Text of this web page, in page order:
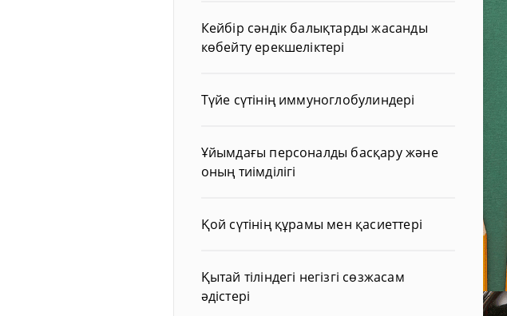
Кейбір сәндік балықтарды жасанды
көбейту ерекшеліктері
Түйе сүтінің иммуноглобулиндері
Ұйымдағы персоналды басқару және
оның тиімділігі
Қой сүтінің құрамы мен қасиеттері
Қытай тіліндегі негізгі сөзжасам
әдістері